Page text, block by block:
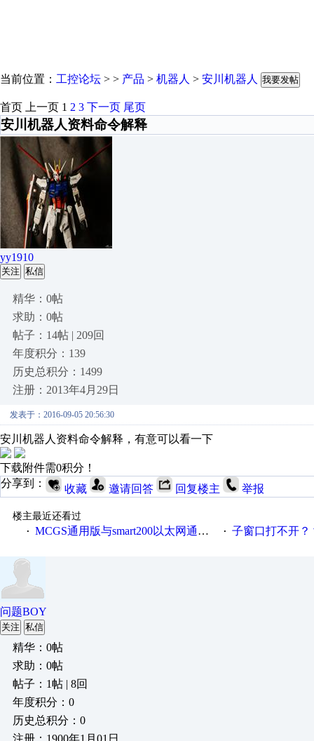
当前位置： 工控论坛 > > 产品 > 机器人 > 安川机器人 我要发帖
首页 上一页 1 2 3 下一页 尾页
安川机器人资料命令解释
yy1910
关注 私信
精华：0帖
求助：0帖
帖子：14帖 | 209回
年度积分：139
历史总积分：1499
注册：2013年4月29日
发表于：2016-09-05 20:56:30
安川机器人资料命令解释，有意可以看一下
下载附件需0积分！
分享到：
收藏 邀请回答 回复楼主 举报
楼主最近还看过
· MCGS通用版与smart200以太网通讯问题 · 子窗口打不开？
问题BOY
关注 私信
精华：0帖
求助：0帖
帖子：1帖 | 8回
年度积分：0
历史总积分：0
注册：1900年1月01日